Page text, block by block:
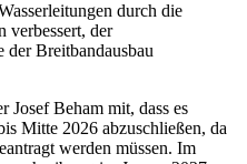
durch die
verbessert, der
der Breitbandausbau
Josef Beham mit, dass es
Mitte 2026 abzuschließen, da
werden müssen. Im